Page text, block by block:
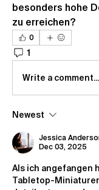
besonders hohe
zu erreichen?
0
1
Write a comment...
Newest
Jessica
Dec 03, 2025
Als ich angefangen
Tabletop-